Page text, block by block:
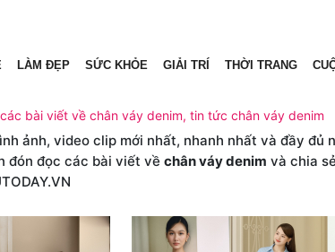
LÀM ĐẸP SỨC KHỎE GIẢI TRÍ THỜI TRANG
bài viết về chân váy denim, tin tức chân váy denim
ảnh, video clip mới nhất, nhanh nhất và đầy đủ
đón đọc các bài viết về chân váy denim và chia